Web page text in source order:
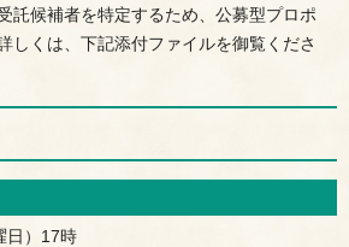
託候補者を特定するため、公募型プロポ
しくは、下記添付ファイルを御覧くださ
日）17時